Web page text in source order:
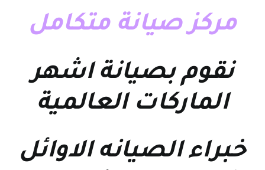
مركز صيانة متكامل
نقوم بصيانة اشهر
الماركات العالمية
خبراء الصيانه الاوائل